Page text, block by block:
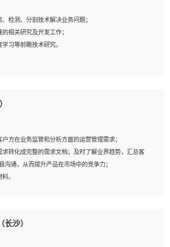
、Shiro、springcloud等；熟悉Linux常用命令和了解
系统运维经验，复杂问题排查思路清晰。
标检测、图像识别、OCR、NLP等AI算法有深刻理
案从业经验者优先。具有大数据技术背景者优先；
通能力，善于学习思考、创新与团队协作，认真负责、
检测、分割技术解决业务问题；
相关研究及开发工作；
习等前瞻技术研究。
，熟悉python和spark开发；
等常用图像处理软件，熟练进行图像处理；
类算法和关联分析算法原理，能熟练使用神经网络算法
，熟悉模型调参，压缩和整型化方法；
方在业务监管和分析方面的运营管理需求；
转化成完整的需求文档；及时了解业界趋势，汇总客
沟通，从而提升产品在市场中的竞争力；
。
工作经验。
沙）